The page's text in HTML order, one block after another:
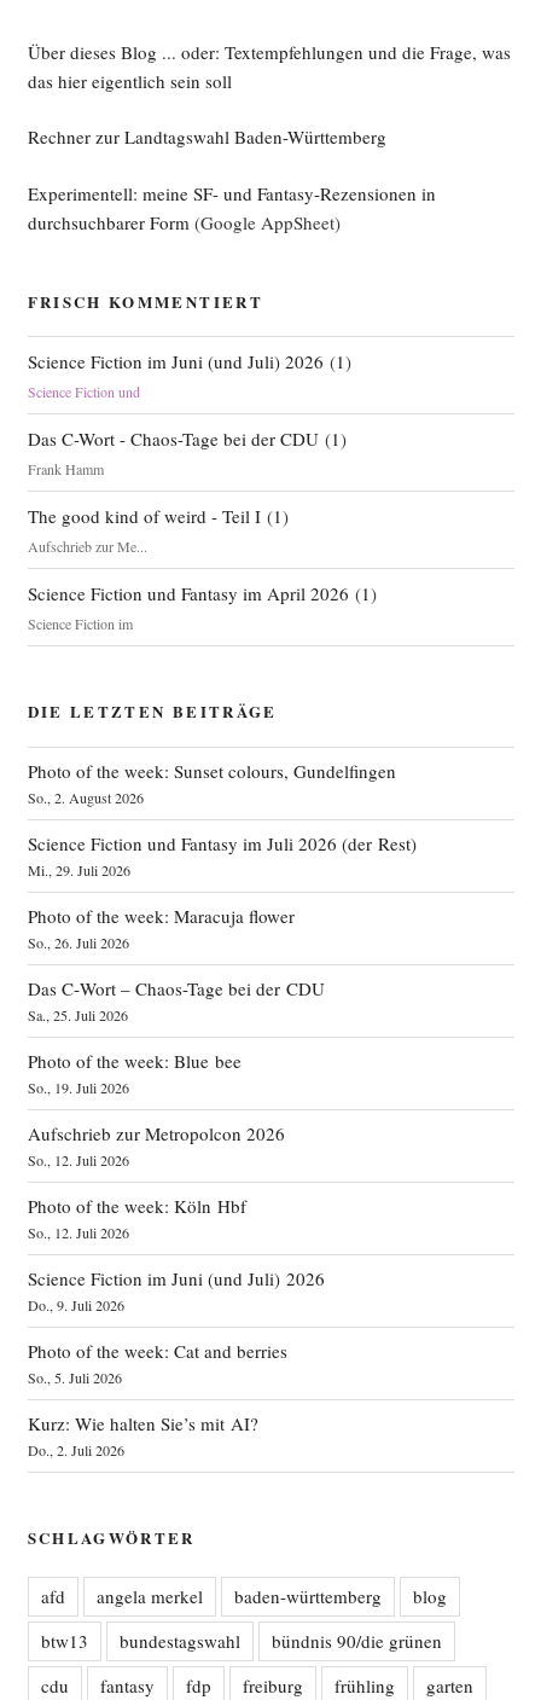
Über dieses Blog ... oder: Textempfehlungen und die Frage, was
das hier eigentlich sein soll
Rechner zur Landtagswahl Baden-Württemberg
Experimentell: meine SF- und Fantasy-Rezensionen in
durchsuchbarer Form (Google AppSheet)
FRISCH KOMMENTIERT
Science Fiction im Juni (und Juli) 2026 (1)
Science Fiction und
Das C-Wort - Chaos-Tage bei der CDU(1)
Frank Hamm
The good kind of weird - Teil I(1)
Aufschrieb zur Me...
Science Fiction und Fantasy im April 2026 (1)
Science Fiction im
DIE LETZTEN BEITRÄGE
Photo of the week: Sunset colours, Gundelfingen
So., 2. August 2026
Science Fiction und Fantasy im Juli 2026 (der Rest)
Mi., 29. Juli 2026
Photo of the week: Maracuja flower
So., 26. Juli 2026
Das C‑Wort – Chaos-Tage bei der CDU
Sa., 25. Juli 2026
Photo of the week: Blue bee
So., 19. Juli 2026
Aufschrieb zur Metropolcon 2026
So., 12. Juli 2026
Photo of the week: Köln Hbf
So., 12. Juli 2026
Science Fiction im Juni (und Juli) 2026
Do., 9. Juli 2026
Photo of the week: Cat and berries
So., 5. Juli 2026
Kurz: Wie halten Sie’s mit AI?
Do., 2. Juli 2026
SCHLAGWÖRTER
afd angela merkel baden-württemberg
blog
btw13
bundestagswahl
bündnis 90/die grünen
cdu
fantasy fdp freiburg frühling garten